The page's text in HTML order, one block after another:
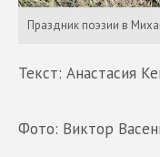
Праздник поэзии в
Текст: Анастасия
Фото: Виктор